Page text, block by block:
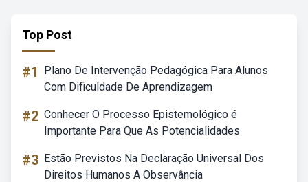
Top Post
#1
Plano De Intervenção Pedagógica Para Alunos
Com Dificuldade De Aprendizagem
#2 Conhecer O Processo Epistemológico é
Importante Para Que As Potencialidades
#3 Estão Previstos Na Declaração Universal Dos
Direitos Humanos A Observância